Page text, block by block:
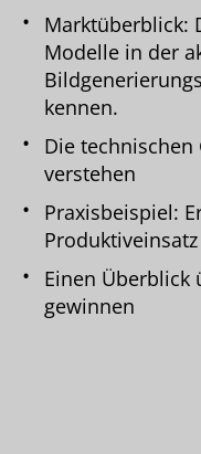
Marktüberblick:
Modelle in der
kennen.
Die
verstehen
Praxisbeispiel:
Einen Überblick
gewinnen